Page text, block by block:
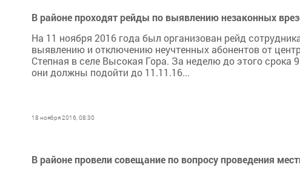
В районе проходят рейды по выявлению незаконных
На 11 ноября 2016 года был организован рейд
выявлению и отключению неучтенных абонентов от
Степная в селе Высокая Гора. За неделю до этого
они должны подойти до 11.11.16...
18 ноября 2016, 08:30
В районе провели совещание по вопросу проведения